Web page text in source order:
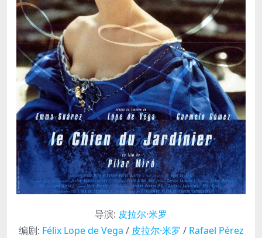
导演: 皮拉尔·米罗
编剧: Félix Lope de Vega / 皮拉尔·米罗 / Rafael Pérez